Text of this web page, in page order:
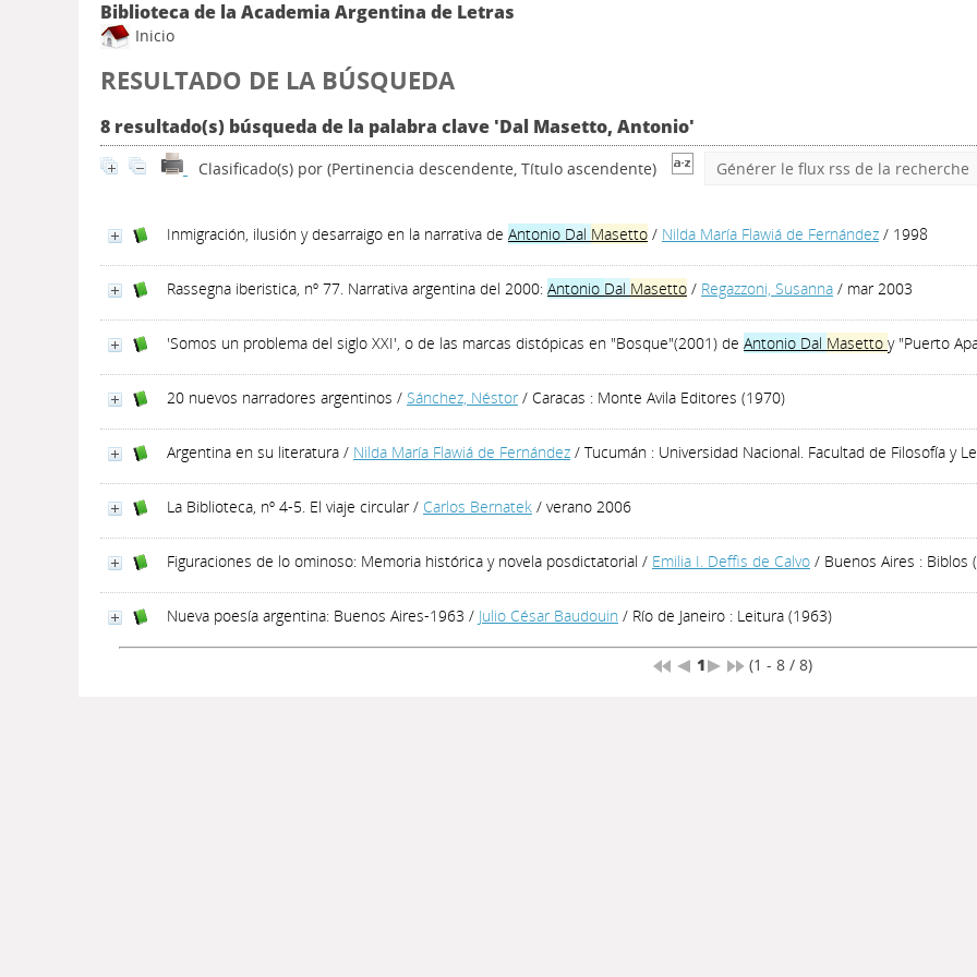
Biblioteca de la Academia Argentina de Letras
Inicio
RESULTADO DE LA BÚSQUEDA
8 resultado(s) búsqueda de la palabra clave 'Dal Masetto, Antonio'
Clasificado(s) por (Pertinencia descendente, Título ascendente) Générer le flux rss de la recherche
Inmigración, ilusión y desarraigo en la narrativa de Antonio Dal Masetto / Nilda María Flawiá de Fernández / 1998
Rassegna iberistica, nº 77. Narrativa argentina del 2000: Antonio Dal Masetto / Regazzoni, Susanna / mar 2003
'Somos un problema del siglo XXI', o de las marcas distópicas en "Bosque"(2001) de Antonio Dal Masetto y "Puerto
20 nuevos narradores argentinos / Sánchez, Néstor / Caracas : Monte Avila Editores (1970)
Argentina en su literatura / Nilda María Flawiá de Fernández / Tucumán : Universidad Nacional. Facultad de Filosofía y
La Biblioteca, nº 4-5. El viaje circular/ Carlos Bernatek / verano 2006
Figuraciones de lo ominoso: Memoria histórica y novela posdictatorial / Emilia I. Deffis de Calvo / Buenos Aires : Biblos
Nueva poesía argentina: Buenos Aires-1963 / Julio César Baudouin / Río de Janeiro : Leitura (1963)
1 (1 - 8 / 8)